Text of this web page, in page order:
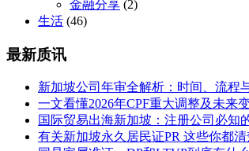
金融分享 (2)
生活 (46)
最新质讯
新加坡公司年审全解析：时间、流程
一文看懂2026年CPF重大调整及未来
国际贸易出海新加坡：注册公司必知
有关新加坡永久居民证PR 这些你都清